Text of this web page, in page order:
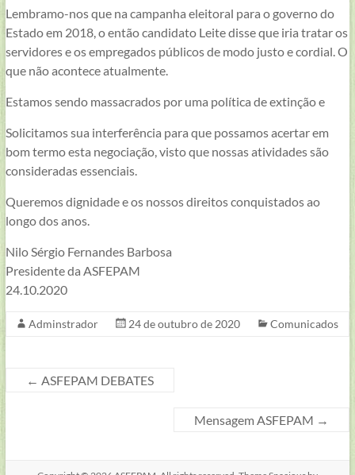
Lembramo-nos que na campanha eleitoral para o governo do
Estado em 2018, o então candidato Leite disse que iria tratar os
servidores e os empregados públicos de modo justo e cordial. O
que não acontece atualmente.
Estamos sendo massacrados por uma política de extinção e
Solicitamos sua interferência para que possamos acertar em
bom termo esta negociação, visto que nossas atividades são
consideradas essenciais.
Queremos dignidade e os nossos direitos conquistados ao
longo dos anos.
Nilo Sérgio Fernandes Barbosa
Presidente da ASFEPAM
24.10.2020
Adminstrador 24 de outubro de 2020 Comunicados
← ASFEPAM DEBATES
Mensagem ASFEPAM →